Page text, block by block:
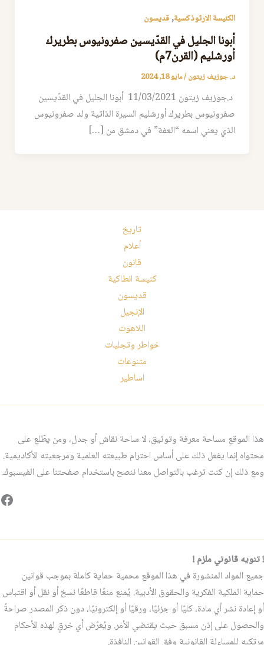
الكنيسة الارثوذكسية,قديسون
أبونا الجليل في القدّيسين صفرونيوس بطريرك
أورشليم ‏‏(القرن7م‎(‎
د. جوزيف زيتون/مايو 18, 2024
د.جوزيف زيتون 11/03/2021 أبونا الجليل في القدّيسين
صفرونيوس بطريرك أورشليم السيرة الذاتية ولد صفرونيوس
الذي يعني اسمه “العفة” في دمشق من […]
تاريخ
أعلام
قانون
كنيسة انطاكية
قديسون
الإنجيل
اللاهوت
خواطر وتجليات
متنوعات
اساطير
هذا الموقع مساحة معرفة وتوثيق، لا ساحة نقاش أو جدل، ومن يطّلع على
محتواه إنما يفعل ذلك على أساس احترام طبيعته العلمية ومرجعيته الأكاديمية.
ومع ذلك إن كنت ترغب بالتواصل معنا ننصح باستخدام صفحتنا على الفيسبوك.
! تنويه قانوني ملزم !
جميع المواد المنشورة في هذا الموقع محمية حماية كاملة بموجب قوانين
حماية الملكية الفكرية والحقوق الأدبية. يُمنع منعًا قاطعًا نسخ أو نقل أو اقتباس
أو إعادة نشر أي مادة، كليًا أو جزئيًا، ورقيًا أو إلكترونيًا، دون ذكر المصدر صراحةً
والحصول على إذن مسبق حيث يقتضي الأمر. ويُعرّض أي خرقٍ لهذه الأحكام